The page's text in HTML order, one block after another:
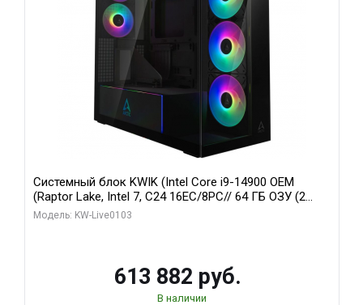
Системный блок KWIK (Intel Core i9-14900 OEM
(Raptor Lake, Intel 7, C24 16EC/8PC// 64 ГБ ОЗУ (2
модуля)/ Afox RTX4090 24GB GDDR6X 384-Bit 3xDP
Модель: KW-Live0103
613 882 руб.
В наличии